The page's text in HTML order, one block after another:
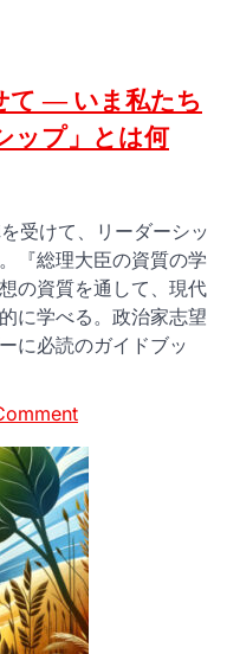
て ― いま私たち
ップ」とは何
受けて、リーダーシッ
『総理大臣の資質の学
の資質を通して、現代
に学べる。政治家志望
に必読のガイドブッ